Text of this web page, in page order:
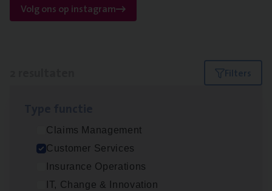
Volg ons op instagram
Filters
Claims Management
Customer Services
Insurance Operations
IT, Change & Innovation
Cus­to­mer Care Expert
Hospitalisatieverzekeringen
Customer Services
Antwerpen